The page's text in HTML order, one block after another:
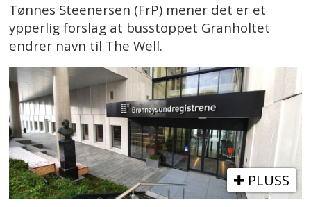
Tønnes Steenersen (FrP) mener det er et
ypperlig forslag at busstoppet Granholtet
endrer navn til The Well.
PLUSS